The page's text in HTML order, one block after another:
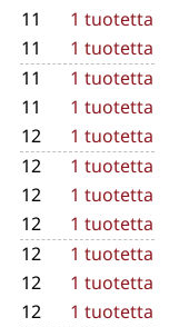
11
1 tuotetta
11
1 tuotetta
11
1 tuotetta
11
1 tuotetta
12
1 tuotetta
12
1 tuotetta
12
1 tuotetta
12
1 tuotetta
12
1 tuotetta
12
1 tuotetta
12
1 tuotetta